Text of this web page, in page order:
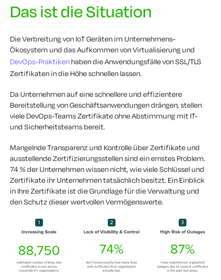
Das ist die Situation
Die Verbreitung von IoT Geräten im Unternehmens-
Ökosystem und das Aufkommen von Virtualisierung und
DevOps-Praktiken haben die Anwendungsfälle von SSL/TLS
Zertifikaten in die Höhe schnellen lassen.
Da Unternehmen auf eine schnellere und effizientere
Bereitstellung von Geschäftsanwendungen drängen, stellen
viele DevOps-Teams Zertifikate ohne Abstimmung mit IT-
und Sicherheitsteams bereit.
Mangelnde Transparenz und Kontrolle über Zertifikate und
ausstellende Zertifizierungsstellen sind ein ernstes Problem.
74 % der Unternehmen wissen nicht, wie viele Schlüssel und
Zertifikate ihr Unternehmen tatsächlich besitzt. Ein Einblick
in Ihre Zertifikate ist die Grundlage für die Verwaltung und
den Schutz dieser wertvollen Vermögenswerte.